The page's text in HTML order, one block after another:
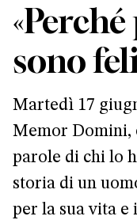
sono
Martedì 17
Memor Domini,
parole di chi lo
storia di un
per la sua vita